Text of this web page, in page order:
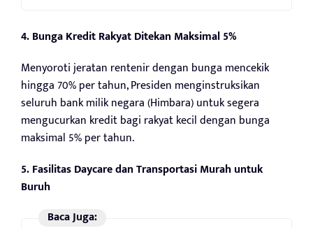
4. Bunga Kredit Rakyat Ditekan Maksimal 5%
Menyoroti jeratan rentenir dengan bunga mencekik
hingga 70% per tahun, Presiden menginstruksikan
seluruh bank milik negara (Himbara) untuk segera
mengucurkan kredit bagi rakyat kecil dengan bunga
maksimal 5% per tahun.
5. Fasilitas Daycare dan Transportasi Murah untuk
Buruh
Baca Juga: